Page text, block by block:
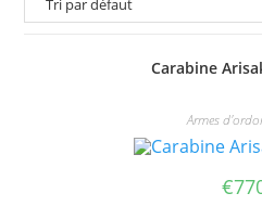
Carabine
Armes
€